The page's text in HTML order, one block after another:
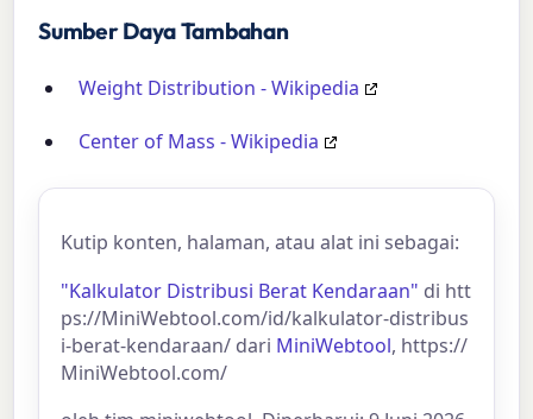
Sumber Daya Tambahan
Weight Distribution - Wikipedia
Center of Mass - Wikipedia
Kutip konten, halaman, atau alat ini sebagai:
"Kalkulator Distribusi Berat Kendaraan" di htt
ps://MiniWebtool.com/id/kalkulator-distribus
i-berat-kendaraan/ dari MiniWebtool, https://
MiniWebtool.com/